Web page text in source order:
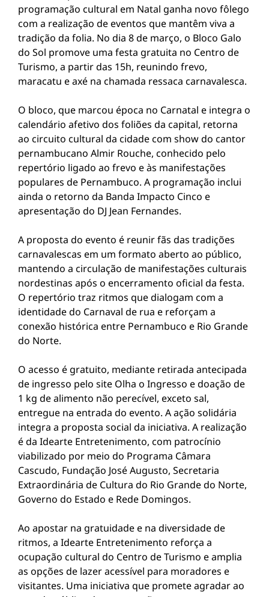
programação cultural em Natal ganha novo fôlego
com a realização de eventos que mantêm viva a
tradição da folia. No dia 8 de março, o Bloco Galo
do Sol promove uma festa gratuita no Centro de
Turismo, a partir das 15h, reunindo frevo,
maracatu e axé na chamada ressaca carnavalesca.
O bloco, que marcou época no Carnatal e integra o
calendário afetivo dos foliões da capital, retorna
ao circuito cultural da cidade com show do cantor
pernambucano Almir Rouche, conhecido pelo
repertório ligado ao frevo e às manifestações
populares de Pernambuco. A programação inclui
ainda o retorno da Banda Impacto Cinco e
apresentação do DJ Jean Fernandes.
A proposta do evento é reunir fãs das tradições
carnavalescas em um formato aberto ao público,
mantendo a circulação de manifestações culturais
nordestinas após o encerramento oficial da festa.
O repertório traz ritmos que dialogam com a
identidade do Carnaval de rua e reforçam a
conexão histórica entre Pernambuco e Rio Grande
do Norte.
O acesso é gratuito, mediante retirada antecipada
de ingresso pelo site Olha o Ingresso e doação de
1 kg de alimento não perecível, exceto sal,
entregue na entrada do evento. A ação solidária
integra a proposta social da iniciativa. A realização
é da Idearte Entretenimento, com patrocínio
viabilizado por meio do Programa Câmara
Cascudo, Fundação José Augusto, Secretaria
Extraordinária de Cultura do Rio Grande do Norte,
Governo do Estado e Rede Domingos.
Ao apostar na gratuidade e na diversidade de
ritmos, a Idearte Entretenimento reforça a
ocupação cultural do Centro de Turismo e amplia
as opções de lazer acessível para moradores e
visitantes. Uma iniciativa que promete agradar ao